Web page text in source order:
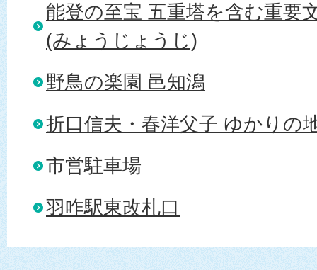
能登の至宝 五重塔を含む重要
(みょうじょうじ)
野鳥の楽園 邑知潟
折口信夫・春洋父子 ゆかりの
市営駐車場
羽咋駅東改札口